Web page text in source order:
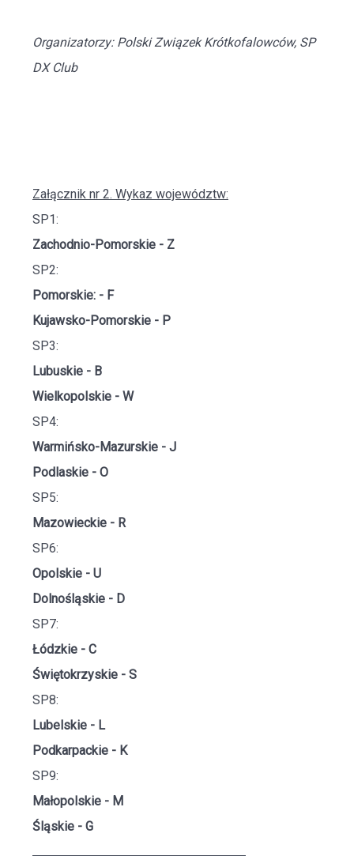
Organizatorzy: Polski Związek Krótkofalowców, SP
DX Club
Załącznik nr 2. Wykaz województw:
SP1:
Zachodnio-Pomorskie - Z
SP2:
Pomorskie: - F
Kujawsko-Pomorskie - P
SP3:
Lubuskie - B
Wielkopolskie - W
SP4:
Warmińsko-Mazurskie - J
Podlaskie - O
SP5:
Mazowieckie - R
SP6:
Opolskie - U
Dolnośląskie - D
SP7:
Łódzkie - C
Świętokrzyskie - S
SP8:
Lubelskie - L
Podkarpackie - K
SP9:
Małopolskie - M
Śląskie - G